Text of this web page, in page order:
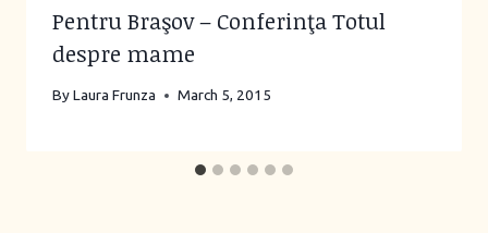
Pentru Braşov – Conferinţa Totul
despre mame
ByLaura Frunza March 5, 2015